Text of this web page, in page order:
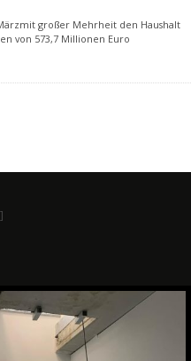
großer Mehrheit den Haushalt
von 573,7 Millionen Euro